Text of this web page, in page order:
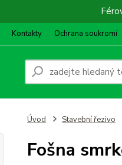
Kontakty Ochrana soukromí
Úvod Stavební řezivo
Fošna